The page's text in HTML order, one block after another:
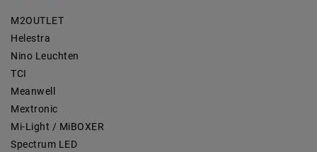
M2OUTLET
Helestra
Nino Leuchten
TCI
Meanwell
Mextronic
Mi-Light / MiBOXER
Spectrum LED